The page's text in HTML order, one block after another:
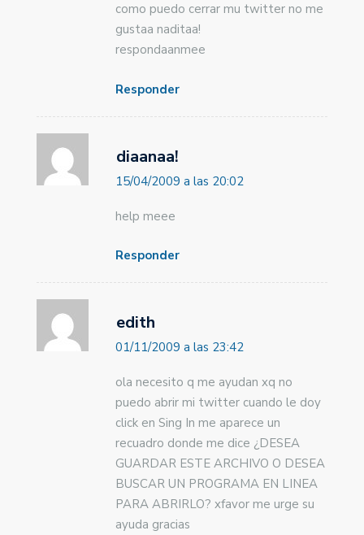
como puedo cerrar mu twitter no me
gustaa naditaa!
respondaanmee
Responder
diaanaa!
15/04/2009 a las 20:02
help meee
Responder
edith
01/11/2009 a las 23:42
ola necesito q me ayudan xq no
puedo abrir mi twitter cuando le doy
click en Sing In me aparece un
recuadro donde me dice ¿DESEA
GUARDAR ESTE ARCHIVO O DESEA
BUSCAR UN PROGRAMA EN LINEA
PARA ABRIRLO? xfavor me urge su
ayuda gracias